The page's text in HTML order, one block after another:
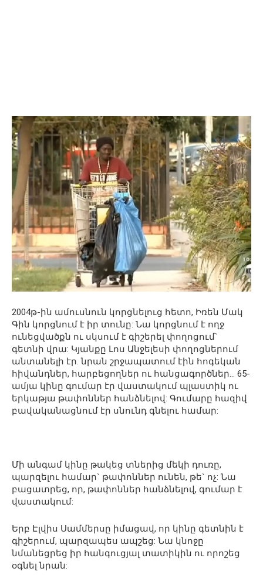
2004թ-ին ամուսնուն կորցնելուց հետո, Իռեն Մակ
Գին կորցնում է իր տունը: Նա կորցնում է ողջ
ունեցվածքն ու սկսում է գիշերել փողոցում`
գետնի վրա: Կյանքը Լոս Անջելեսի փողոցներում
անտանելի էր. նրան շրջապատում էին հոգեկան
հիվանդներ, հարբեցողներ ու հանցագործներ… 65-
ամյա կինը գումար էր վաստակում պլաստիկ ու
երկաթյա թափոններ հանձնելով: Գումարը հազիվ
բավականացնում էր սնունդ գնելու համար:
Մի անգամ կինը թակեց տներից մեկի դուռը,
պարզելու համար` թափոններ ունեն, թե` ոչ: Նա
բացատրեց, որ, թափոններ հանձնելով, գումար է
վաստակում:
Երբ Էլվիս Սամմերսը իմացավ, որ կինը գետնին է
գիշերում, պարզապես ապշեց: Նա կնոջը
նմանեցրեց իր հանգուցյալ տատիկին ու որոշեց
օգնել նրան: